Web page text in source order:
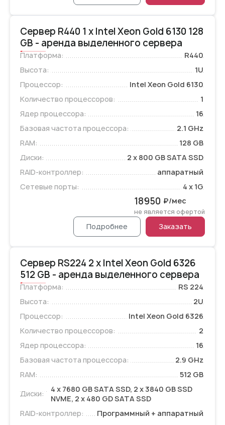
Сервер R440 1 x Intel Xeon Gold 6130 128
GB - аренда выделенного сервера
Платформа:
R440
Высота:
1U
Процессор:
Intel Xeon Gold 6130
Количество процессоров:
1
Ядер процессора:
16
Базовая частота процессора:
2.1 GHz
RAM:
128 GB
Диски:
2 x 800 GB SATA SSD
RAID-контроллер:
аппаратный
Сетевые порты:
4 x 1G
18950 ₽/мес
не является офертой
Подробнее Заказать
Сервер RS224 2 x Intel Xeon Gold 6326
512 GB - аренда выделенного сервера
Платформа:
RS 224
Высота:
2U
Процессор:
Intel Xeon Gold 6326
Количество процессоров:
2
Ядер процессора:
16
Базовая частота процессора:
2.9 GHz
RAM:
512 GB
Диски:
4 x 7680 GB SATA SSD, 2 x 3840 GB SSD
NVME, 2 x 480 GD SATA SSD
RAID-контроллер:
Программный + аппаратный